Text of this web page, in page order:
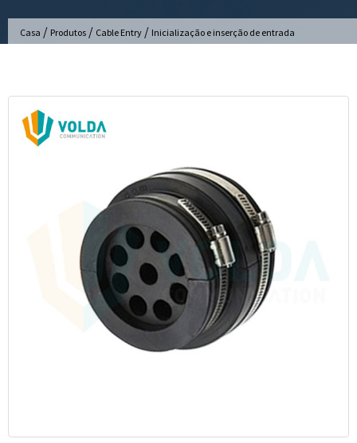
Casa / Produtos / Cable Entry / Inicialização e inserção de entrada